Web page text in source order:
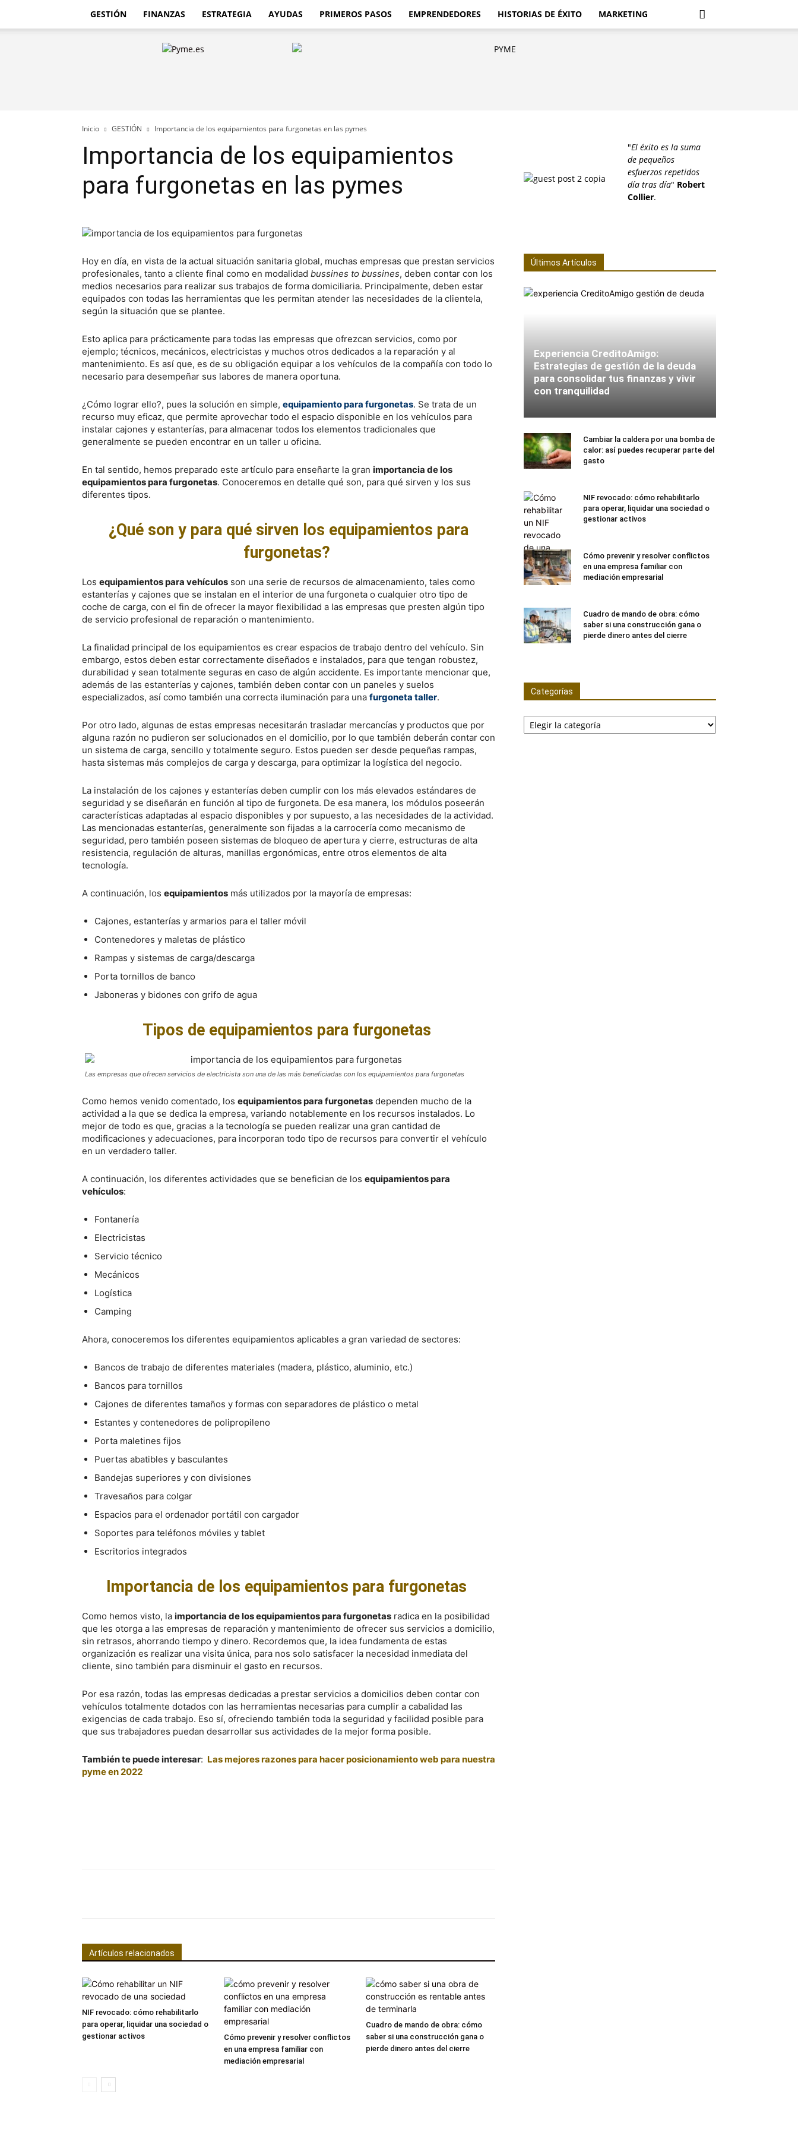
GESTIÓN FINANZAS ESTRATEGIA AYUDAS PRIMEROS PASOS EMPRENDEDORES HISTORIAS DE ÉXITO MARKETING
Inicio GESTIÓN Importancia de los equipamientos para furgonetas en las pymes
Importancia de los equipamientos
para furgonetas en las pymes
Hoy en día, en vista de la actual situación sanitaria global, muchas empresas que prestan servicios
profesionales, tanto a cliente final como en modalidad bussines to bussines, deben contar con los
medios necesarios para realizar sus trabajos de forma domiciliaria. Principalmente, deben estar
equipados con todas las herramientas que les permitan atender las necesidades de la clientela,
según la situación que se plantee.
Esto aplica para prácticamente para todas las empresas que ofrezcan servicios, como por
ejemplo; técnicos, mecánicos, electricistas y muchos otros dedicados a la reparación y al
mantenimiento. Es así que, es de su obligación equipar a los vehículos de la compañía con todo lo
necesario para desempeñar sus labores de manera oportuna.
¿Cómo lograr ello?, pues la solución en simple, equipamiento para furgonetas. Se trata de un
recurso muy eficaz, que permite aprovechar todo el espacio disponible en los vehículos para
instalar cajones y estanterías, para almacenar todos los elementos tradicionales que
generalmente se pueden encontrar en un taller u oficina.
En tal sentido, hemos preparado este artículo para enseñarte la gran importancia de los
equipamientos para furgonetas. Conoceremos en detalle qué son, para qué sirven y los sus
diferentes tipos.
¿Qué son y para qué sirven los equipamientos para
furgonetas?
Los equipamientos para vehículos son una serie de recursos de almacenamiento, tales como
estanterías y cajones que se instalan en el interior de una furgoneta o cualquier otro tipo de
coche de carga, con el fin de ofrecer la mayor flexibilidad a las empresas que presten algún tipo
de servicio profesional de reparación o mantenimiento.
La finalidad principal de los equipamientos es crear espacios de trabajo dentro del vehículo. Sin
embargo, estos deben estar correctamente diseñados e instalados, para que tengan robustez,
durabilidad y sean totalmente seguras en caso de algún accidente. Es importante mencionar que,
además de las estanterías y cajones, también deben contar con un paneles y suelos
especializados, así como también una correcta iluminación para una furgoneta taller.
Por otro lado, algunas de estas empresas necesitarán trasladar mercancías y productos que por
alguna razón no pudieron ser solucionados en el domicilio, por lo que también deberán contar con
un sistema de carga, sencillo y totalmente seguro. Estos pueden ser desde pequeñas rampas,
hasta sistemas más complejos de carga y descarga, para optimizar la logística del negocio.
La instalación de los cajones y estanterías deben cumplir con los más elevados estándares de
seguridad y se diseñarán en función al tipo de furgoneta. De esa manera, los módulos poseerán
características adaptadas al espacio disponibles y por supuesto, a las necesidades de la actividad.
Las mencionadas estanterías, generalmente son fijadas a la carrocería como mecanismo de
seguridad, pero también poseen sistemas de bloqueo de apertura y cierre, estructuras de alta
resistencia, regulación de alturas, manillas ergonómicas, entre otros elementos de alta
tecnología.
A continuación, los equipamientos más utilizados por la mayoría de empresas:
Cajones, estanterías y armarios para el taller móvil
Contenedores y maletas de plástico
Rampas y sistemas de carga/descarga
Porta tornillos de banco
Jaboneras y bidones con grifo de agua
Tipos de equipamientos para furgonetas
Las empresas que ofrecen servicios de electricista son una de las más beneficiadas con los equipamientos para furgonetas
Como hemos venido comentado, los equipamientos para furgonetas dependen mucho de la
actividad a la que se dedica la empresa, variando notablemente en los recursos instalados. Lo
mejor de todo es que, gracias a la tecnología se pueden realizar una gran cantidad de
modificaciones y adecuaciones, para incorporan todo tipo de recursos para convertir el vehículo
en un verdadero taller.
A continuación, los diferentes actividades que se benefician de los equipamientos para
vehículos:
Fontanería
Electricistas
Servicio técnico
Mecánicos
Logística
Camping
Ahora, conoceremos los diferentes equipamientos aplicables a gran variedad de sectores:
Bancos de trabajo de diferentes materiales (madera, plástico, aluminio, etc.)
Bancos para tornillos
Cajones de diferentes tamaños y formas con separadores de plástico o metal
Estantes y contenedores de polipropileno
Porta maletines fijos
Puertas abatibles y basculantes
Bandejas superiores y con divisiones
Travesaños para colgar
Espacios para el ordenador portátil con cargador
Soportes para teléfonos móviles y tablet
Escritorios integrados
Importancia de los equipamientos para furgonetas
Como hemos visto, la importancia de los equipamientos para furgonetas radica en la posibilidad
que les otorga a las empresas de reparación y mantenimiento de ofrecer sus servicios a domicilio,
sin retrasos, ahorrando tiempo y dinero. Recordemos que, la idea fundamenta de estas
organización es realizar una visita única, para nos solo satisfacer la necesidad inmediata del
cliente, sino también para disminuir el gasto en recursos.
Por esa razón, todas las empresas dedicadas a prestar servicios a domicilios deben contar con
vehículos totalmente dotados con las herramientas necesarias para cumplir a cabalidad las
exigencias de cada trabajo. Eso sí, ofreciendo también toda la seguridad y facilidad posible para
que sus trabajadores puedan desarrollar sus actividades de la mejor forma posible.
También te puede interesar: Las mejores razones para hacer posicionamiento web para nuestra
pyme en 2022
Artículos relacionados
NIF revocado: cómo rehabilitarlo
para operar, liquidar una sociedad o
gestionar activos
Cómo prevenir y resolver conflictos
en una empresa familiar con
mediación empresarial
Cuadro de mando de obra: cómo
saber si una construcción gana o
pierde dinero antes del cierre
"El éxito es la suma
de pequeños
esfuerzos repetidos
día tras día" Robert
Collier.
Últimos Artículos
Experiencia CreditoAmigo:
Estrategias de gestión de la deuda
para consolidar tus finanzas y vivir
con tranquilidad
Cambiar la caldera por una bomba de
calor: así puedes recuperar parte del
gasto
NIF revocado: cómo rehabilitarlo
para operar, liquidar una sociedad o
gestionar activos
Cómo prevenir y resolver conflictos
en una empresa familiar con
mediación empresarial
Cuadro de mando de obra: cómo
saber si una construcción gana o
pierde dinero antes del cierre
Categorías
Categorías